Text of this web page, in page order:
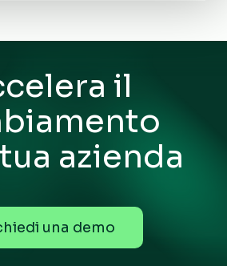
il
azienda
hiedi una demo